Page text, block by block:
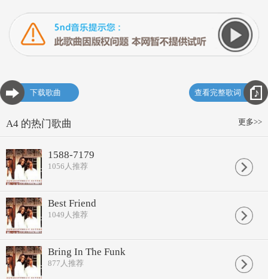
下载歌曲 查看完整歌词
更多>>
A4 的热门歌曲
1588-7179
1056 人推荐
Best Friend
1049 人推荐
Bring In The Funk
877 人推荐